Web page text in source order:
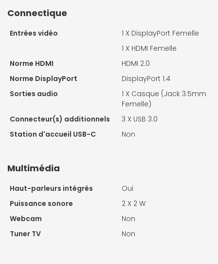
Connectique
Entrées vidéo 1 X DisplayPort Femelle
1 X HDMI Femelle
Norme HDMI
HDMI 2.0
Norme DisplayPort
DisplayPort 1.4
Sorties audio
1 X Casque (Jack 3.5mm
Femelle)
Connecteur(s) additionnels
3 X USB 3.0
Station d'accueil USB-C
Non
Multimédia
Haut-parleurs intégrés
Oui
Puissance sonore
2 X 2 W
Webcam
Non
Tuner TV
Non